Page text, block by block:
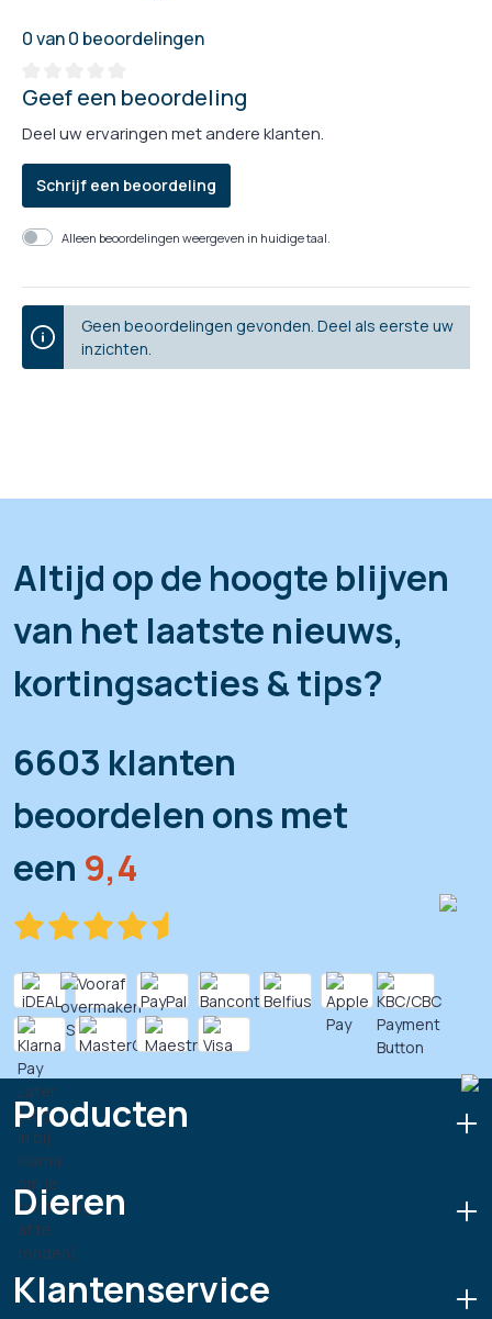
0 van 0 beoordelingen
Geef een beoordeling
Deel uw ervaringen met andere klanten.
Schrijf een beoordeling
Alleen beoordelingen weergeven in huidige taal.
Geen beoordelingen gevonden. Deel als eerste uw
inzichten.
Altijd op de hoogte blijven
van het laatste nieuws,
kortingsacties & tips?
6603 klanten
beoordelen ons met
een 9,4
Producten
Dieren
Klantenservice